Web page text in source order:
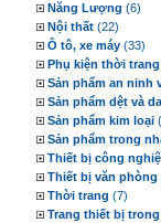
Năng Lượng (6)
Nội thất (22)
Ô tô, xe máy (33)
Phụ kiện thời trang
Sản phẩm an ninh
Sản phẩm dệt và da
Sản phẩm kim loại
Sản phẩm trong
Thiết bị công
Thiết bị văn phòng
Thời trang (7)
Trang thiết bị